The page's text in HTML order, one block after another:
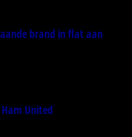
brand in flat aan
United